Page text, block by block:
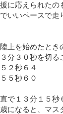
に応えられた
いいペースで走
上を始めたとき
分３０秒を切る
２秒６４
５秒６０
で１３分１５秒
になると、マス